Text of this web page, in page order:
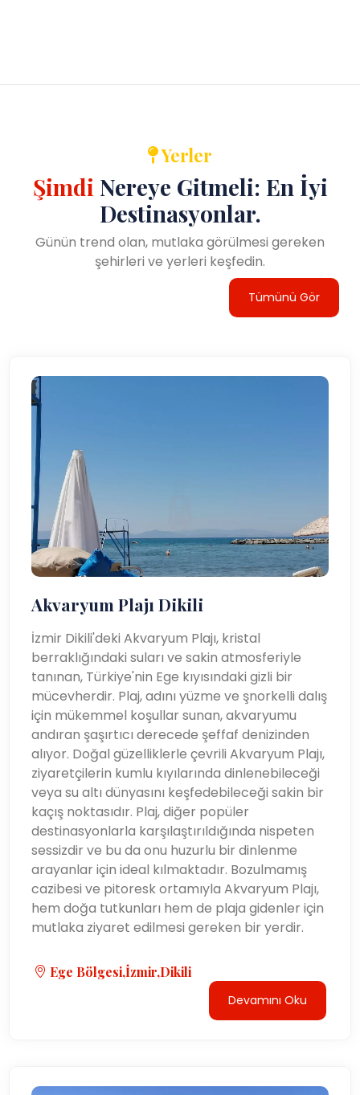
Yerler
Şimdi Nereye Gitmeli: En İyi
Destinasyonlar.
Günün trend olan, mutlaka görülmesi gereken
şehirleri ve yerleri keşfedin.
Tümünü Gör
Akvaryum Plajı Dikili
İzmir Dikili'deki Akvaryum Plajı, kristal
berraklığındaki suları ve sakin atmosferiyle
tanınan, Türkiye'nin Ege kıyısındaki gizli bir
mücevherdir. Plaj, adını yüzme ve şnorkelli dalış
için mükemmel koşullar sunan, akvaryumu
andıran şaşırtıcı derecede şeffaf denizinden
alıyor. Doğal güzelliklerle çevrili Akvaryum Plajı,
ziyaretçilerin kumlu kıyılarında dinlenebileceği
veya su altı dünyasını keşfedebileceği sakin bir
kaçış noktasıdır. Plaj, diğer popüler
destinasyonlarla karşılaştırıldığında nispeten
sessizdir ve bu da onu huzurlu bir dinlenme
arayanlar için ideal kılmaktadır. Bozulmamış
cazibesi ve pitoresk ortamıyla Akvaryum Plajı,
hem doğa tutkunları hem de plaja gidenler için
mutlaka ziyaret edilmesi gereken bir yerdir.
Ege Bölgesi,İzmir,Dikili
Devamını Oku